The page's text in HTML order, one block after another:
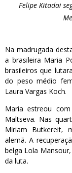
Felipe Kitadai
Na madrugada
a brasileira Maria
brasileiros que
do peso médio
Laura Vargas Koch.
Maria estreou
Maltseva. Nas
Miriam Butkereit,
alemã. A
belga Lola
da luta.